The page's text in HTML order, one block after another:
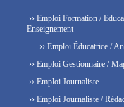
›› Emploi Formation /
Enseignement
›› Emploi Éducatrice /
›› Emploi Gestionnaire /
›› Emploi Journaliste
›› Emploi Journaliste /